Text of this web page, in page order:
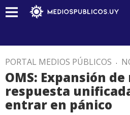
PORTAL MEDIOS PÚBLICOS .
OMS: Expansión
respuesta
entrar en pánico